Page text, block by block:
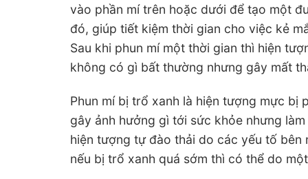
vào phần mí trên hoặc dưới để tạo một
đó, giúp tiết kiệm thời gian cho việc kẻ
Sau khi phun mí một thời gian thì hiện
không có gì bất thường nhưng gây mất
Phun mí bị trổ xanh là hiện tượng mực bị
gây ảnh hưởng gì tới sức khỏe nhưng
hiện tượng tự đào thải do các yếu tố bên
nếu bị trổ xanh quá sớm thì có thể do